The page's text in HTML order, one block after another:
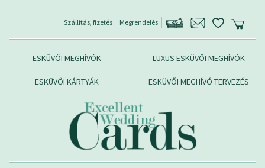
Szállítás, fizetés Megrendelés
ESKÜVŐI MEGHÍVÓK LUXUS ESKÜVŐI MEGHÍVÓK
ESKÜVŐI KÁRTYÁK ESKÜVŐI MEGHÍVÓ TERVEZÉS